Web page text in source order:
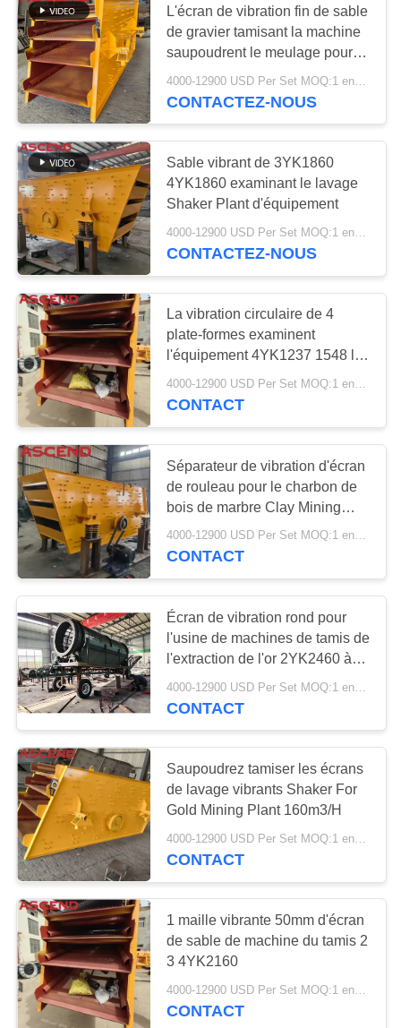
Moulin de meulage
de Raymond
8
Machine de
concasseur de
pierres à percussion
Broyeur hydraulique
de cône
25
broyeur composé
vertical
29
Machine de broyeur
d'amende de
rendement élevé
29
L'écran de vibration fin de sable
de gravier tamisant la machine
saupoudrent le meulage pour
l'exploitation
CONTACTEZ-NOUS
Sable vibrant de 3YK1860
4YK1860 examinant le lavage
Shaker Plant d'équipement
4000-12900 USD Per Set MOQ:1 ensemble
CONTACTEZ-NOUS
La vibration circulaire de 4
plate-formes examinent
l'équipement 4YK1237 1548 les
machines 1848 1860 2160
4000-12900 USD Per Set MOQ:1 ensemble
CONTACT
Séparateur de vibration d'écran
de rouleau pour le charbon de
bois de marbre Clay Mining
160m3/H
4000-12900 USD Per Set MOQ:1 ensemble
CONTACT
Écran de vibration rond pour
l'usine de machines de tamis de
l'extraction de l'or 2YK2460 à
échelle réduite
CONTACT
Saupoudrez tamiser les écrans
de lavage vibrants Shaker For
Gold Mining Plant 160m3/H
4000-12900 USD Per Set MOQ:1 ensemble
CONTACT
1 maille vibrante 50mm d'écran
de sable de machine du tamis 2
3 4YK2160
4000-12900 USD Per Set MOQ:1 ensemble
CONTACT